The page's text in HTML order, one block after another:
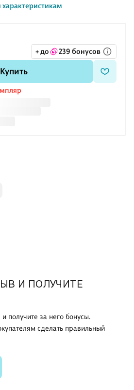
огромный диапазон чувств.
вам в душу и, возможно, засияет
вопрос. И в этом волшебство
созданной душой Творца, а не
+ до 239 бонусов
Купить
И ПОЛУЧИТЕ
получите за него бонусы.
сделать правильный